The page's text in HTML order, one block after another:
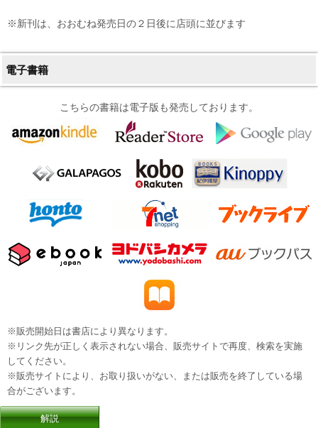
※新刊は、おおむね発売日の２日後に店頭に並びます
電子書籍
こちらの書籍は電子版も発売しております。
※販売開始日は書店により異なります。
※リンク先が正しく表示されない場合、販売サイトで再度、検索を実施
してください。
※販売サイトにより、お取り扱いがない、または販売を終了している場
合がございます。
解説